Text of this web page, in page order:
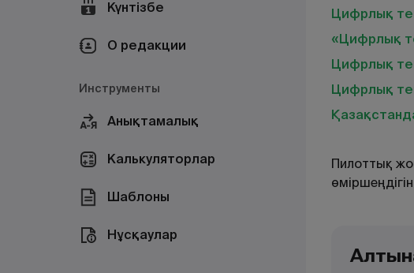
Күнтізбе
О редакции
Инструменты
Анықтамалық
Калькуляторлар
Шаблоны
Нұсқаулар
Цифрлық
«Цифрлық
Цифрлық
Цифрлық
Пилоттық